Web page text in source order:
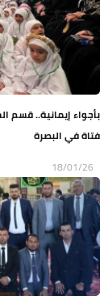
فتاة في البصرة
18/01/26